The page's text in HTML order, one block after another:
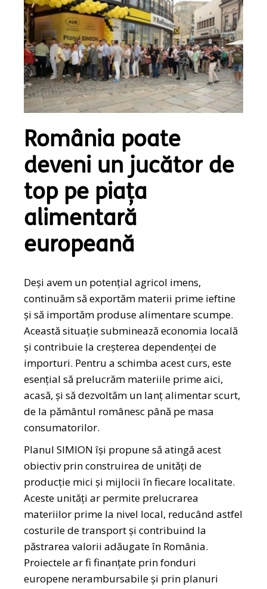
România poate
deveni un jucător de
top pe piața
alimentară
europeană
Deși avem un potențial agricol imens,
continuăm să exportăm materii prime ieftine
și să importăm produse alimentare scumpe.
Această situație subminează economia locală
și contribuie la creșterea dependenței de
importuri. Pentru a schimba acest curs, este
esențial să prelucrăm materiile prime aici,
acasă, și să dezvoltăm un lanț alimentar scurt,
de la pământul românesc până pe masa
consumatorilor.
Planul SIMION își propune să atingă acest
obiectiv prin construirea de unități de
producție mici și mijlocii în fiecare localitate.
Aceste unități ar permite prelucrarea
materiilor prime la nivel local, reducând astfel
costurile de transport și contribuind la
păstrarea valorii adăugate în România.
Proiectele ar fi finanțate prin fonduri
europene nerambursabile și prin planuri